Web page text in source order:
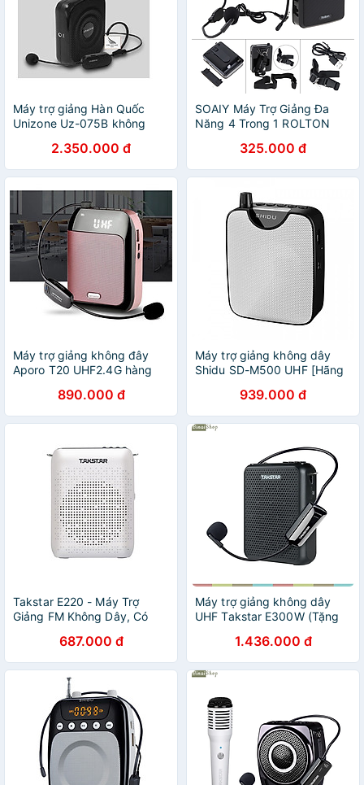
Máy trợ giảng Hàn Quốc
Unizone Uz-075B không
2.350.000 đ
SOAIY Máy Trợ Giảng Đa
Năng 4 Trong 1 ROLTON
325.000 đ
Máy trợ giảng không đây
Aporo T20 UHF2.4G hàng
890.000 đ
Máy trợ giảng không dây
Shidu SD-M500 UHF [Hãng
939.000 đ
Takstar E220 - Máy Trợ
Giảng FM Không Dây, Có
8w, Thời Lượng Pin 10h -
Hàng Chính Hãng
687.000 đ
Máy trợ giảng không dây
UHF Takstar E300W (Tặng
1.436.000 đ